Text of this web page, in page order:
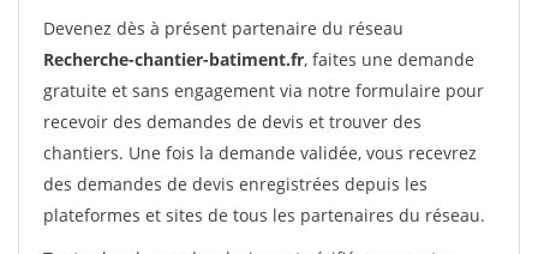
Devenez dès à présent partenaire du réseau
Recherche-chantier-batiment.fr, faites une demande
gratuite et sans engagement via notre formulaire pour
recevoir des demandes de devis et trouver des
chantiers. Une fois la demande validée, vous recevrez
des demandes de devis enregistrées depuis les
plateformes et sites de tous les partenaires du réseau.